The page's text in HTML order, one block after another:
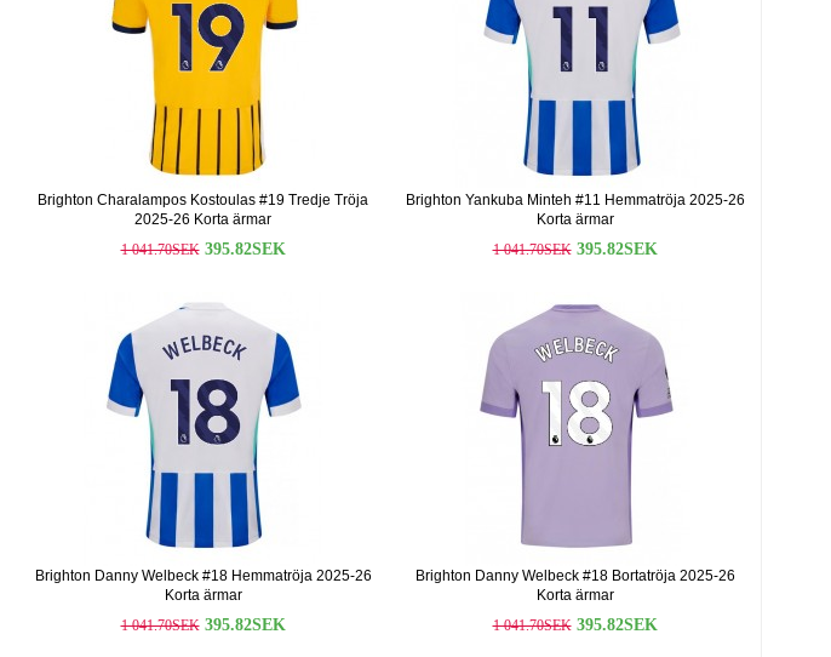
Brighton Charalampos Kostoulas #19 Tredje Tröja
2025-26 Korta ärmar
1 041.70SEK 395.82SEK
Brighton Yankuba Minteh #11 Hemmatröja 2025-26
Korta ärmar
1 041.70SEK 395.82SEK
Brighton Danny Welbeck #18 Hemmatröja 2025-26
Korta ärmar
1 041.70SEK 395.82SEK
Brighton Danny Welbeck #18 Bortatröja 2025-26
Korta ärmar
1 041.70SEK 395.82SEK